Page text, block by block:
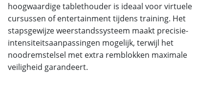
hoogwaardige tablethouder is ideaal voor virtuele
cursussen of entertainment tijdens training. Het
stapsgewijze weerstandssysteem maakt precisie-
intensiteitsaanpassingen mogelijk, terwijl het
noodremstelsel met extra remblokken maximale
veiligheid garandeert.